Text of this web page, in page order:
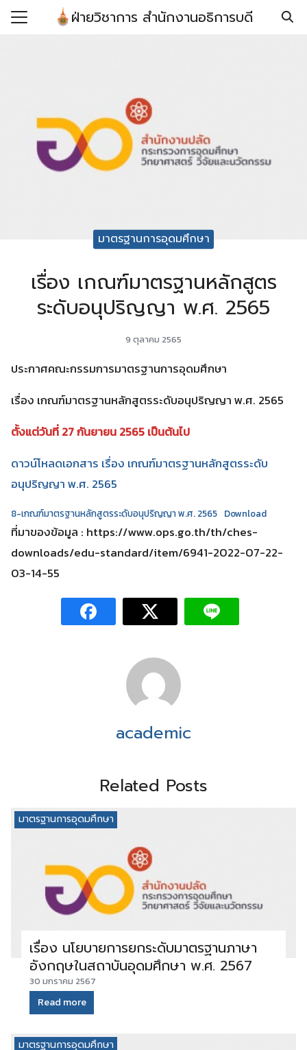
Skip
ฝ่ายวิชาการ สำนักงานอธิการบดี
ลดแบบฟอร์ม/เอกสาร
บ/ประกาศ/คำสั่ง/ข้อ
มาตรฐานการอุดมศึกษา
เรื่อง เกณฑ์มาตรฐานหลักสูตร
ระดับอนุปริญญา พ.ศ. 2565
9 ตุลาคม 2565
ประกาศคณะกรรมการมาตรฐานการอุดมศึกษา
เรื่อง เกณฑ์มาตรฐานหลักสูตรระดับอนุปริญญา พ.ศ. 2565
ตั้งแต่วันที่ 27 กันยายน 2565 เป็นต้นไป
ดาวน์โหลดเอกสาร เรื่อง เกณฑ์มาตรฐานหลักสูตรระดับ
อนุปริญญา พ.ศ. 2565
8-เกณฑ์มาตรฐานหลักสูตรระดับอนุปริญญา พ.ศ. 2565 Download
ที่มาของข้อมูล : https://www.ops.go.th/th/ches-
downloads/edu-standard/item/6941-2022-07-22-
03-14-55
academic
Related Posts
มาตรฐานการอุดมศึกษา
เรื่อง นโยบายการยกระดับมาตรฐานภาษา
อังกฤษในสถาบันอุดมศึกษา พ.ศ. 2567
30 มกราคม 2567
Read more
มาตรฐานการอุดมศึกษา